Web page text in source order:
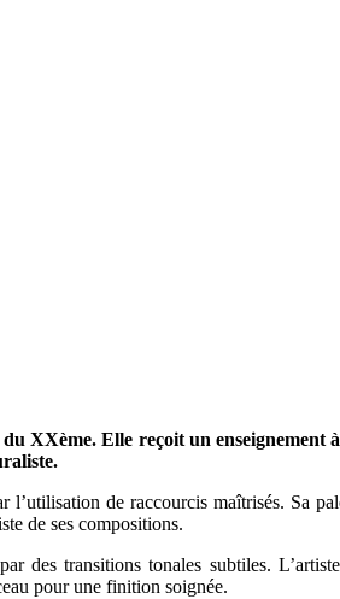
XXème. Elle reçoit un enseignement
de raccourcis maîtrisés. Sa
de ses compositions.
des transitions tonales subtiles.
pour une finition soignée.